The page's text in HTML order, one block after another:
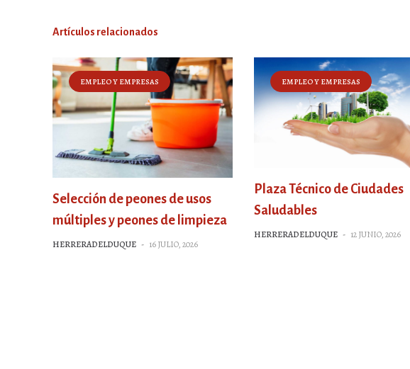
Artículos relacionados
EMPLEO Y EMPRESAS
Selección de peones de usos
múltiples y peones de limpieza
HERRERADELDUQUE - 16 JULIO, 2026
EMPLEO Y EMPRESAS
Plaza Técnico de Ciudades
Saludables
HERRERADELDUQUE - 12 JUNIO, 2026